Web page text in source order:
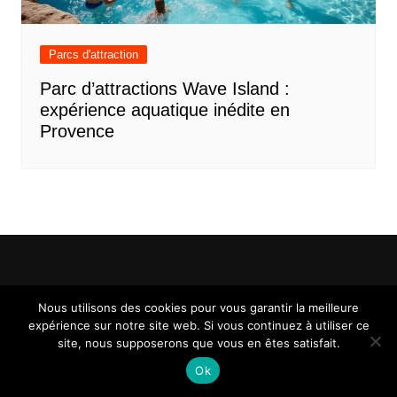
Parcs d'attraction
Parc d’attractions Wave Island :
expérience aquatique inédite en
Provence
Mentions légales Contact
Nous utilisons des cookies pour vous garantir la meilleure
expérience sur notre site web. Si vous continuez à utiliser ce
site, nous supposerons que vous en êtes satisfait.
Ok